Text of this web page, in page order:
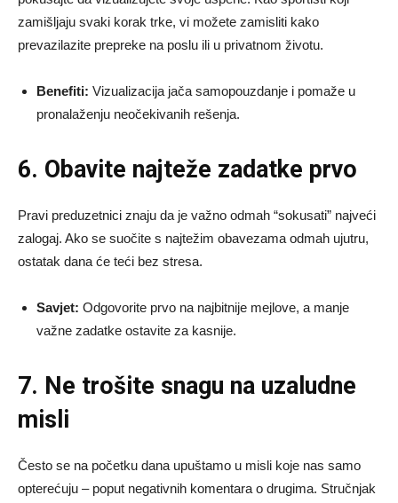
zamišljaju svaki korak trke, vi možete zamisliti kako
prevazilazite prepreke na poslu ili u privatnom životu.
Benefiti: Vizualizacija jača samopouzdanje i pomaže u
pronalaženju neočekivanih rešenja.
6. Obavite najteže zadatke prvo
Pravi preduzetnici znaju da je važno odmah “sokusati” najveći
zalogaj. Ako se suočite s najtežim obavezama odmah ujutru,
ostatak dana će teći bez stresa.
Savjet: Odgovorite prvo na najbitnije mejlove, a manje
važne zadatke ostavite za kasnije.
7. Ne trošite snagu na uzaludne
misli
Često se na početku dana upuštamo u misli koje nas samo
opterećuju – poput negativnih komentara o drugima. Stručnjak